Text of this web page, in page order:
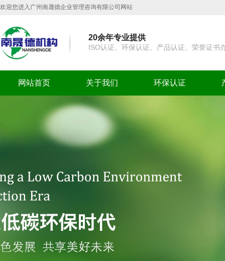
欢迎您进入广州南晟德企业管理咨询有限公司网站
20余年专业提供
ISO认证、环保认证、产品认证、荣誉证书
网站首页 关于我们 环保认证